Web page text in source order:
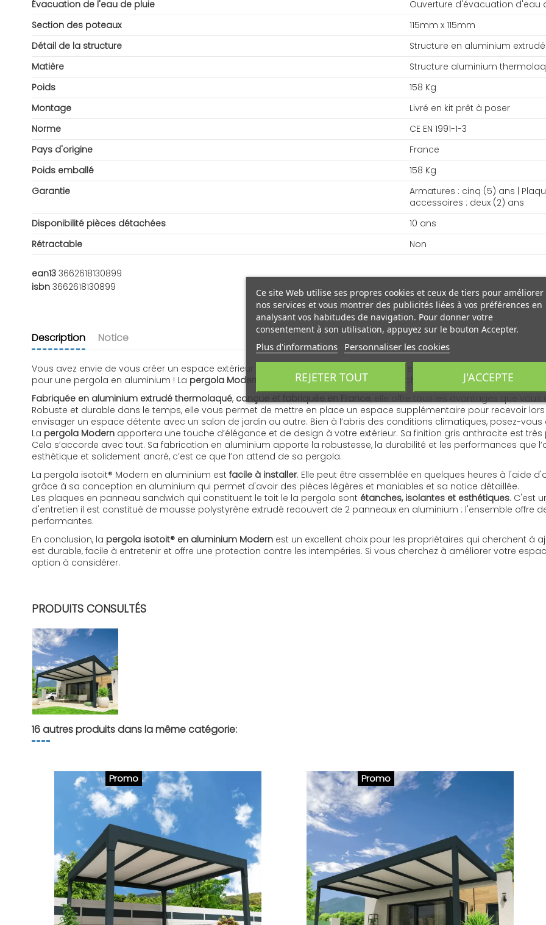
Évacuation de l'eau de pluie
Ouverture d'évacuation d'eau
Section des poteaux
115mm x 115mm
Détail de la structure
Structure en aluminium extrudé
Matière
Structure aluminium
Poids
158 Kg
Montage
Livré en kit prêt à poser
Norme
CE EN 1991-1-3
Pays d'origine
France
Poids emballé
158 Kg
Garantie
Armatures : cinq (5) ans |
accessoires : deux (2) ans
Disponibilité pièces détachées
10 ans
Rétractable
Non
ean13 3662618130899
isbn 3662618130899
Description Notice
Vous avez envie de vous créer un espace extérieur chaleureux et abrité du soleil (ou de la pluie d’ailleurs) ? Sur une
pour une pergola en aluminium ! La pergola Modern
avec son toit en plaques sandwich est la solution sûrement la
Fabriquée en aluminium extrudé thermolaqué, conçue et fabriquée en France
, elle offre tous les avantages que
Robuste et durable dans le temps, elle vous permet de mettre en place un espace supplémentaire pour recevoir
envisager un espace détente avec un salon de jardin ou autre. Bien à l’abris des conditions climatiques, posez-vous
La pergola Modern apportera une touche d’élégance et de design à votre extérieur. Sa finition gris anthracite est
Cela s’accorde avec tout. Sa fabrication en aluminium apporte la robustesse, la durabilité et les performances que
esthétique et solidement ancré, c’est ce que l’on attend de sa pergola.
La pergola isotoit® Modern en aluminium est facile à installer. Elle peut être assemblée en quelques heures à l'aide
grâce à sa conception en aluminium qui permet d'avoir des pièces légères et maniables et sa notice détaillée.
Les plaques en panneau sandwich qui constituent le toit le la pergola sont étanches, isolantes et esthétiques. C'est
d'entretien il est constitué de mousse polystyrène extrudé recouvert de 2 panneaux en aluminium : l'ensemble offre
performantes.
En conclusion, la pergola isotoit® en aluminium Modern est un excellent choix pour les propriétaires qui cherchent à
est durable, facile à entretenir et offre une protection contre les intempéries. Si vous cherchez à améliorer votre
option à considérer.
PRODUITS CONSULTÉS
16 autres produits dans la même catégorie:
Promo Promo
Ce site Web utilise ses propres cookies et ceux de tiers pour améliorer
nos services et vous montrer des publicités liées à vos préférences en
analysant vos habitudes de navigation. Pour donner votre
consentement à son utilisation, appuyez sur le bouton Accepter.
Plus d'informations Personnaliser les cookies
REJETER TOUT J'ACCEPTE